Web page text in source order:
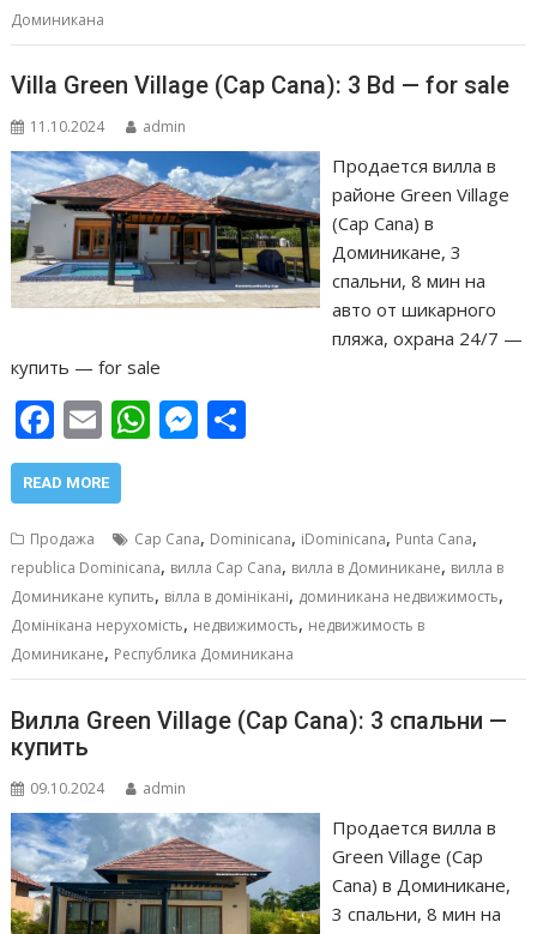
k p er и
т
ь
Доминикана
Villa Green Village (Cap Cana): 3 Bd — for sale
11.10.2024 admin
Продается вилла в
районе Green Village
(Cap Cana) в
Доминикане, 3
спальни, 8 мин на
авто от шикарного
пляжа, охрана 24/7 —
купить — for sale
F
ac
e
b
o
o
k
E
m
ai
W
s
A
p
p
M
e
n
g
er
р
а
в
и
т
ь
READ MORE
Продажа Cap Cana, Dominicana, iDominicana, Punta Cana,
republica Dominicana, вилла Cap Cana, вилла в Доминикане, вилла в
Доминикане купить, вілла в домінікані, доминикана недвижимость,
Домінікана нерухомість, недвижимость, недвижимость в
Доминикане, Республика Доминикана
Вилла Green Village (Cap Cana): 3 спальни —
купить
09.10.2024 admin
Продается вилла в
Green Village (Cap
Cana) в Доминикане,
3 спальни, 8 мин на